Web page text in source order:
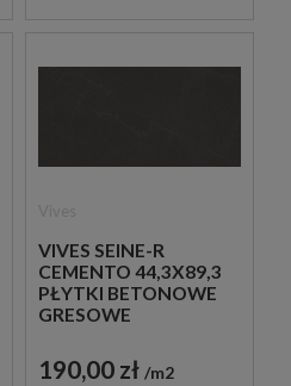
VIVES SEINE-R
CEMENTO 44,3X89,3
PŁYTKI BETONOWE
GRESOWE
190,00 zł m2